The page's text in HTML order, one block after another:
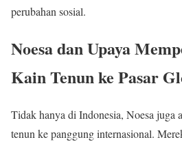
perubahan sosial.
Noesa dan Upaya
Kain Tenun ke Pasar
Tidak hanya di Indonesia, Noesa juga
tenun ke panggung internasional.